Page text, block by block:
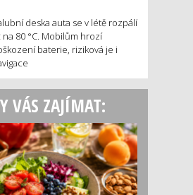
deska auta se v létě rozpálí
na 80 °C. Mobilům hrozí
baterie, riziková je i
VÁS ZAJÍMAT: